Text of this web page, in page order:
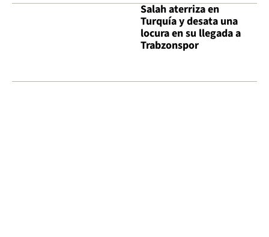
Salah aterriza en
Turquía y desata una
locura en su llegada a
Trabzonspor